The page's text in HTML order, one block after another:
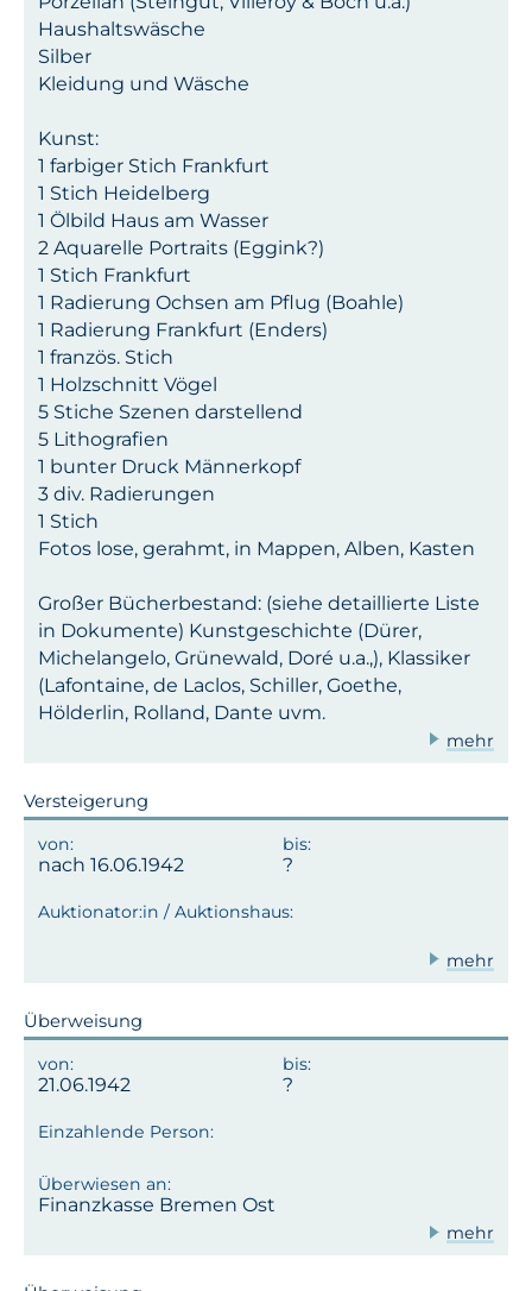
Haushaltswäsche
Silber
Kleidung und Wäsche
Kunst:
1 farbiger Stich Frankfurt
1 Stich Heidelberg
1 Ölbild Haus am Wasser
2 Aquarelle Portraits (Eggink?)
1 Stich Frankfurt
1 Radierung Ochsen am Pflug (Boahle)
1 Radierung Frankfurt (Enders)
1 französ. Stich
1 Holzschnitt Vögel
5 Stiche Szenen darstellend
5 Lithografien
1 bunter Druck Männerkopf
3 div. Radierungen
1 Stich
Fotos lose, gerahmt, in Mappen, Alben, Kasten
Großer Bücherbestand: (siehe detaillierte Liste
in Dokumente) Kunstgeschichte (Dürer,
Michelangelo, Grünewald, Doré u.a.,), Klassiker
(Lafontaine, de Laclos, Schiller, Goethe,
Hölderlin, Rolland, Dante uvm.
mehr
Versteigerung
nach 16.06.1942
mehr
Überweisung
21.06.1942
Finanzkasse Bremen Ost
mehr